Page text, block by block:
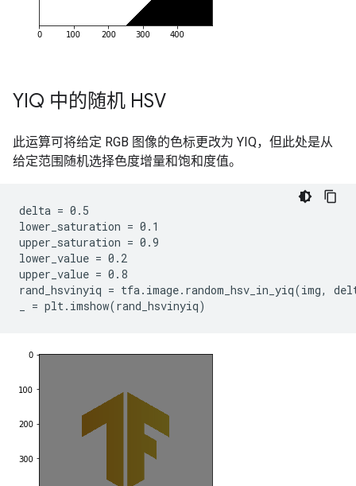
YIQ 中的随机 HSV
此运算可将给定 RGB 图像的色标更改为 YIQ，但此处是从
给定范围随机选择色度增量和饱和度值。
delta = 0.5
lower_saturation = 0.1
upper_saturation = 0.9
lower_value = 0.2
upper_value = 0.8
rand_hsvinyiq = tfa.image.random_hsv_in_yiq(img,